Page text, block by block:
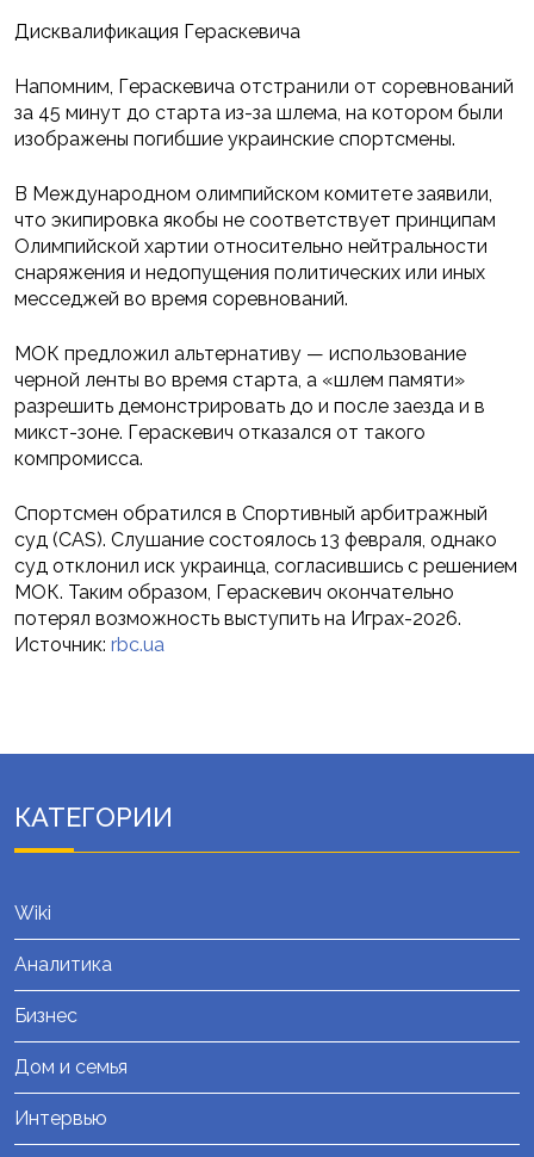
Дисквалификация Гераскевича
Напомним, Гераскевича отстранили от соревнований
за 45 минут до старта из-за шлема, на котором были
изображены погибшие украинские спортсмены.
В Международном олимпийском комитете заявили,
что экипировка якобы не соответствует принципам
Олимпийской хартии относительно нейтральности
снаряжения и недопущения политических или иных
месседжей во время соревнований.
МОК предложил альтернативу — использование
черной ленты во время старта, а «шлем памяти»
разрешить демонстрировать до и после заезда и в
микст-зоне. Гераскевич отказался от такого
компромисса.
Спортсмен обратился в Спортивный арбитражный
суд (CAS). Слушание состоялось 13 февраля, однако
суд отклонил иск украинца, согласившись с решением
МОК. Таким образом, Гераскевич окончательно
потерял возможность выступить на Играх-2026.
Источник: rbc.ua
КАТЕГОРИИ
Wiki
Аналитика
Бизнес
Дом и семья
Интервью